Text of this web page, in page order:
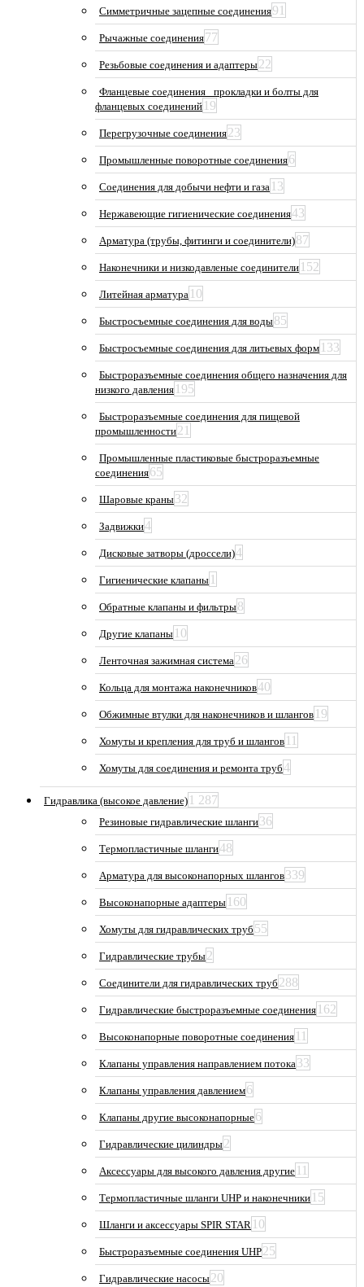
Симметричные зацепные соединения91
Рычажные соединения77
Резьбовые соединения и адаптеры22
Фланцевые соединения_ прокладки и болты для
фланцевых соединений 19
Перегрузочные соединения23
Промышленные поворотные соединения6
Соединения для добычи нефти и газа 13
Нержавеющие гигиенические соединения43
Арматура (трубы, фитинги и соединители)87
Наконечники и низкодавленые соединители 152
Литейная арматура 10
Быстросъемные соединения для воды85
Быстросъемные соединения для литьевых форм 133
Быстроразъемные соединения общего назначения для
низкого давления 195
Быстроразъемные соединения для пищевой
промышленности21
Промышленные пластиковые быстроразъемные
соединения65
Шаровые краны32
Задвижки4
Дисковые затворы (дроссели)4
Гигиенические клапаны 1
Обратные клапаны и фильтры8
Другие клапаны 10
Ленточная зажимная система26
Кольца для монтажа наконечников40
Обжимные втулки для наконечников и шлангов 19
Хомуты и крепления для труб и шлангов 11
Хомуты для соединения и ремонта труб4
Гидравлика (высокое давление) 1 287
Резиновые гидравлические шланги36
Термопластичные шланги48
Арматура для высоконапорных шлангов339
Высоконапорные адаптеры 160
Хомуты для гидравлических труб 55
Гидравлические трубы2
Соединители для гидравлических труб 288
Гидравлические быстроразъемные соединения 162
Высоконапорные поворотные соединения 11
Клапаны управления направлением потока33
Клапаны управления давлением6
Клапаны другие высоконапорные6
Гидравлические цилиндры2
Аксессуары для высокого давления другие 11
Термопластичные шланги UHP и наконечники 15
Шланги и аксессуары SPIR STAR 10
Быстроразъемные соединения UHP25
Гидравлические насосы20